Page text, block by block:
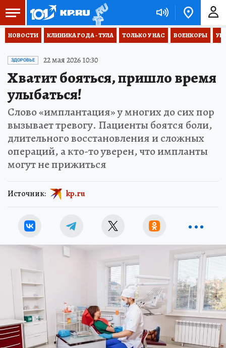
НОВОСТИ КЛИНИКА ГОДА - ТУЛА ТОЛЬКО У НАС ВОЕНКОРЫ
ЗДОРОВЬЕ 22 мая 2026 10:30
Хватит бояться, пришло время
улыбаться!
Слово «имплантация» у многих до сих пор
вызывает тревогу. Пациенты боятся боли,
длительного восстановления и сложных
операций, а кто-то уверен, что импланты
могут не прижиться
Источник: kp.ru